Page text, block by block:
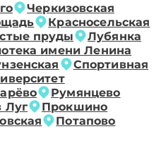
Черкизовская
Красносельская
пруды
Лубянка
имени Ленина
Спортивная
Румянцево
Луг
Прокшино
Потапово